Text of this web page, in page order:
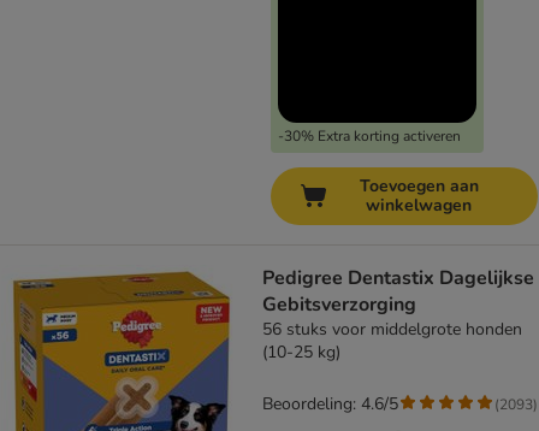
-30% Extra korting activeren
Toevoegen aan
winkelwagen
Pedigree Dentastix Dagelijkse
Gebitsverzorging
56 stuks voor middelgrote honden
(10-25 kg)
Beoordeling: 4.6/5 (2093)